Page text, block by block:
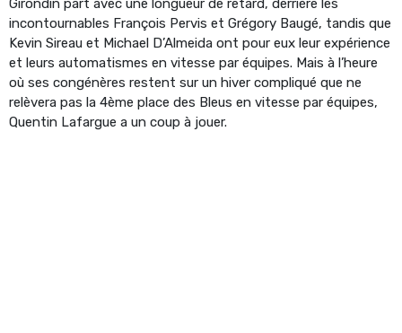
Girondin part avec une longueur de retard, derrière les
incontournables François Pervis et Grégory Baugé, tandis que
Kevin Sireau et Michael D’Almeida ont pour eux leur expérience
et leurs automatismes en vitesse par équipes. Mais à l’heure
où ses congénères restent sur un hiver compliqué que ne
relèvera pas la 4ème place des Bleus en vitesse par équipes,
Quentin Lafargue a un coup à jouer.